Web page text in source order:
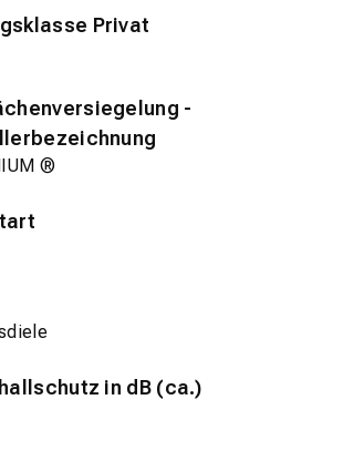
Privat
-
®
in dB (ca.)